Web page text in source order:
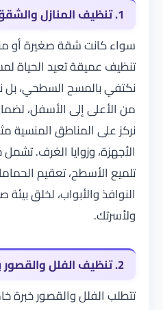
1. تنظيف المنازل والشقق في الهفوف والمبرز
سواء كانت شقة صغيرة أو
تنظيف عميقة تعيد الحياة
نكتفي بالمسح السطحي، بل
من الأعلى إلى الأسفل،
نركز على المناطق المنسية
الأجهزة، وزوايا الغرف.
تلميع الأسطح، تعقيم
النوافذ والأبواب، لخلق
ولأسرتك.
2. تنظيف الفلل والقصور بالاحساء
تتطلب الفلل والقصور خبرة